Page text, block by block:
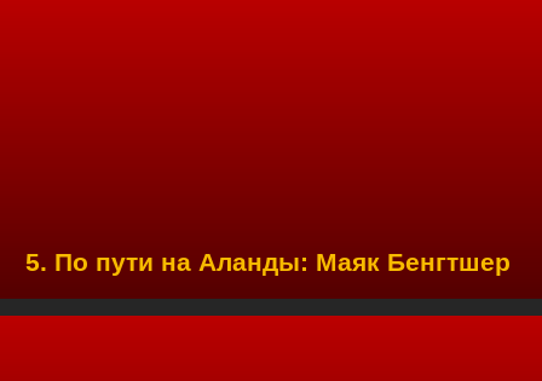
5. По пути на Аланды: Маяк Бенгтшер